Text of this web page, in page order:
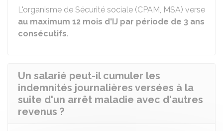
L'organisme de Sécurité sociale (CPAM, MSA) verse
au maximum 12 mois d'IJ par période de 3 ans
consécutifs.
Un salarié peut-il cumuler les
indemnités journalières versées à la
suite d'un arrêt maladie avec d'autres
revenus ?